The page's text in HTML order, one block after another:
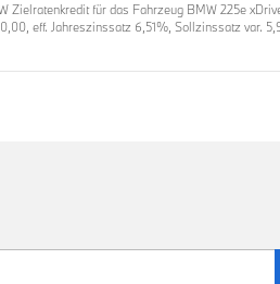
Zielratenkredit für das Fahrzeug BMW 225e
eff. Jahreszinssatz 6,51%, Sollzinssatz var.